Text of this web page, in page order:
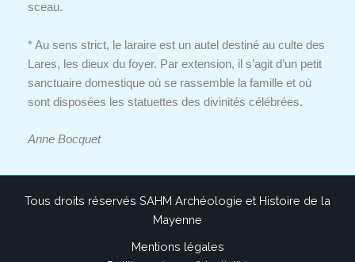
sceau.
*Au sens strict, le laraire est un autel destiné au culte des
Lares, les dieux du foyer. Par extension, il s’agit d’un petit
sanctuaire domestique où se rassemble la famille et où
sont disposées les statuettes des divinités célébrées.
Anne Bocquet
Tous droits réservés SAHM Archéologie et Histoire de la
Mayenne
Mentions légales